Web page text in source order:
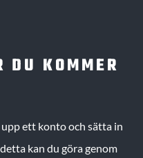
DU KOMMER
ett konto och sätta in
kan du göra genom